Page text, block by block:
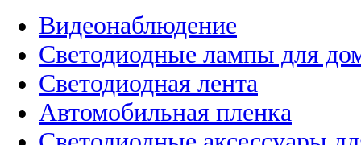
Видеонаблюдение
Светодиодные лампы для
Светодиодная лента
Автомобильная пленка